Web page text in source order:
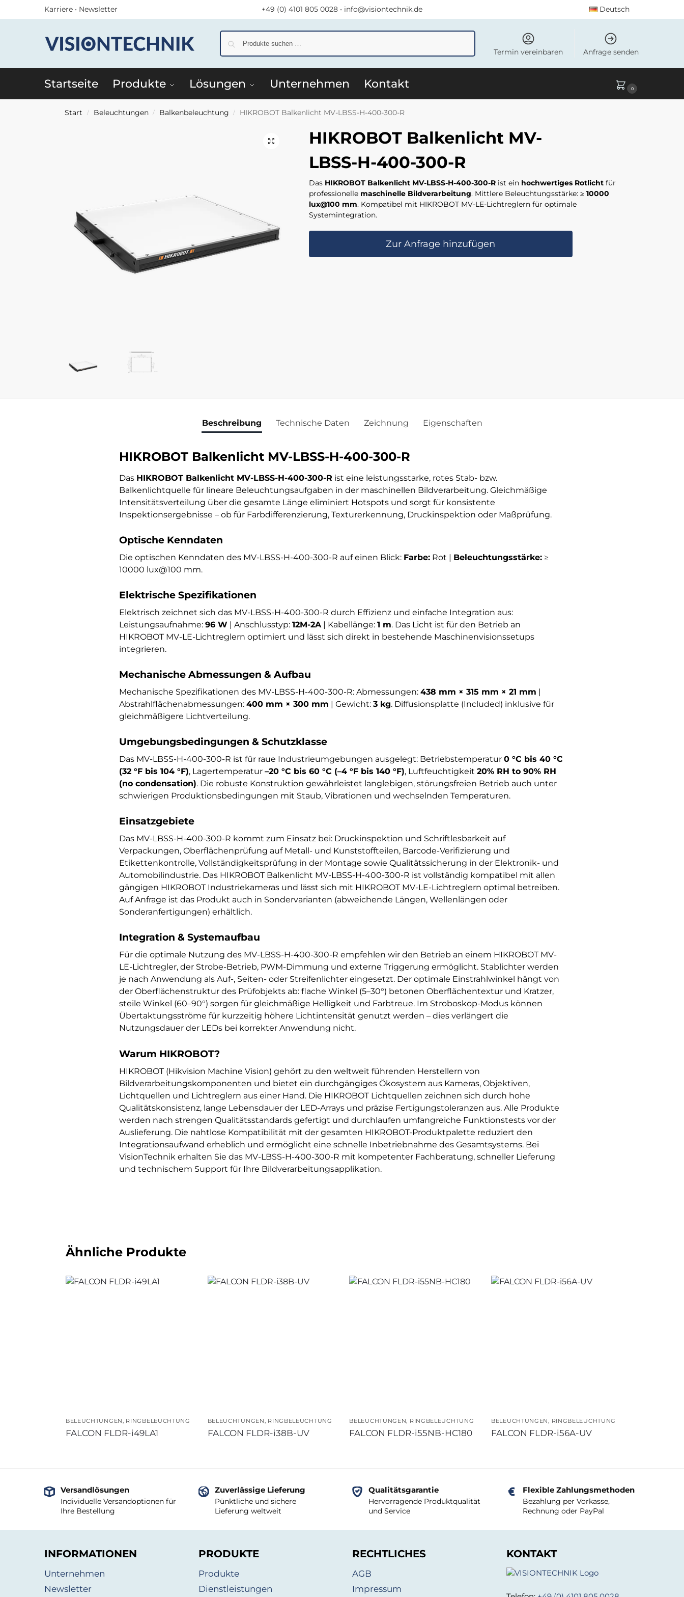
Karriere • Newsletter +49 (0) 4101 805 0028 • info@visiontechnik.de Deutsch
Termin vereinbaren Anfrage senden
Startseite Produkte Lösungen Unternehmen Kontakt 0
Start / Beleuchtungen / Balkenbeleuchtung / HIKROBOT Balkenlicht MV-LBSS-H-400-300-R
HIKROBOT Balkenlicht MV-
LBSS-H-400-300-R
Das HIKROBOT Balkenlicht MV-LBSS-H-400-300-Rist ein hochwertiges Rotlichtfür
professionelle maschinelle Bildverarbeitung. Mittlere Beleuchtungsstärke: ≥ 10000
lux@100 mm. Kompatibel mit HIKROBOT MV-LE-Lichtreglern für optimale
Systemintegration.
Zur Anfrage hinzufügen
Beschreibung Technische Daten Zeichnung Eigenschaften
HIKROBOT Balkenlicht MV-LBSS-H-400-300-R
Das HIKROBOT Balkenlicht MV-LBSS-H-400-300-R ist eine leistungsstarke, rotes Stab- bzw.
Balkenlichtquelle für lineare Beleuchtungsaufgaben in der maschinellen Bildverarbeitung. Gleichmäßige
Intensitätsverteilung über die gesamte Länge eliminiert Hotspots und sorgt für konsistente
Inspektionsergebnisse – ob für Farbdifferenzierung, Texturerkennung, Druckinspektion oder Maßprüfung.
Optische Kenndaten
Die optischen Kenndaten des MV-LBSS-H-400-300-R auf einen Blick: Farbe:Rot | Beleuchtungsstärke:≥
10000 lux@100 mm.
Elektrische Spezifikationen
Elektrisch zeichnet sich das MV-LBSS-H-400-300-R durch Effizienz und einfache Integration aus:
Leistungsaufnahme: 96 W | Anschlusstyp: 12M-2A| Kabellänge: 1 m. Das Licht ist für den Betrieb an
HIKROBOT MV-LE-Lichtreglern optimiert und lässt sich direkt in bestehende Maschinenvisionssetups
integrieren.
Mechanische Abmessungen & Aufbau
Mechanische Spezifikationen des MV-LBSS-H-400-300-R: Abmessungen: 438 mm × 315 mm × 21 mm |
Abstrahlflächenabmessungen: 400 mm × 300 mm | Gewicht: 3 kg. Diffusionsplatte (Included) inklusive für
gleichmäßigere Lichtverteilung.
Umgebungsbedingungen & Schutzklasse
Das MV-LBSS-H-400-300-R ist für raue Industrieumgebungen ausgelegt: Betriebstemperatur 0 °C bis 40 °C
(32 °F bis 104 °F), Lagertemperatur –20 °C bis 60 °C (–4 °F bis 140 °F), Luftfeuchtigkeit 20% RH to 90% RH
(no condensation). Die robuste Konstruktion gewährleistet langlebigen, störungsfreien Betrieb auch unter
schwierigen Produktionsbedingungen mit Staub, Vibrationen und wechselnden Temperaturen.
Einsatzgebiete
Das MV-LBSS-H-400-300-R kommt zum Einsatz bei: Druckinspektion und Schriftlesbarkeit auf
Verpackungen, Oberflächenprüfung auf Metall- und Kunststoffteilen, Barcode-Verifizierung und
Etikettenkontrolle, Vollständigkeitsprüfung in der Montage sowie Qualitätssicherung in der Elektronik- und
Automobilindustrie. Das HIKROBOT Balkenlicht MV-LBSS-H-400-300-R ist vollständig kompatibel mit allen
gängigen HIKROBOT Industriekameras und lässt sich mit HIKROBOT MV-LE-Lichtreglern optimal betreiben.
Auf Anfrage ist das Produkt auch in Sondervarianten (abweichende Längen, Wellenlängen oder
Sonderanfertigungen) erhältlich.
Integration & Systemaufbau
Für die optimale Nutzung des MV-LBSS-H-400-300-R empfehlen wir den Betrieb an einem HIKROBOT MV-
LE-Lichtregler, der Strobe-Betrieb, PWM-Dimmung und externe Triggerung ermöglicht. Stablichter werden
je nach Anwendung als Auf-, Seiten- oder Streifenlichter eingesetzt. Der optimale Einstrahlwinkel hängt von
der Oberflächenstruktur des Prüfobjekts ab: flache Winkel (5–30°) betonen Oberflächentextur und Kratzer,
steile Winkel (60–90°) sorgen für gleichmäßige Helligkeit und Farbtreue. Im Stroboskop-Modus können
Übertaktungsströme für kurzzeitig höhere Lichtintensität genutzt werden – dies verlängert die
Nutzungsdauer der LEDs bei korrekter Anwendung nicht.
Warum HIKROBOT?
HIKROBOT (Hikvision Machine Vision) gehört zu den weltweit führenden Herstellern von
Bildverarbeitungskomponenten und bietet ein durchgängiges Ökosystem aus Kameras, Objektiven,
Lichtquellen und Lichtreglern aus einer Hand. Die HIKROBOT Lichtquellen zeichnen sich durch hohe
Qualitätskonsistenz, lange Lebensdauer der LED-Arrays und präzise Fertigungstoleranzen aus. Alle Produkte
werden nach strengen Qualitätsstandards gefertigt und durchlaufen umfangreiche Funktionstests vor der
Auslieferung. Die nahtlose Kompatibilität mit der gesamten HIKROBOT-Produktpalette reduziert den
Integrationsaufwand erheblich und ermöglicht eine schnelle Inbetriebnahme des Gesamtsystems. Bei
VisionTechnik erhalten Sie das MV-LBSS-H-400-300-R mit kompetenter Fachberatung, schneller Lieferung
und technischem Support für Ihre Bildverarbeitungsapplikation.
Ähnliche Produkte
BELEUCHTUNGEN, RINGBELEUCHTUNG
FALCON FLDR-i49LA1
BELEUCHTUNGEN, RINGBELEUCHTUNG
FALCON FLDR-i38B-UV
BELEUCHTUNGEN, RINGBELEUCHTUNG
FALCON FLDR-i55NB-HC180
BELEUCHTUNGEN, RINGBELEUCHTUNG
FALCON FLDR-i56A-UV
Versandlösungen
Individuelle Versandoptionen für
Ihre Bestellung
Zuverlässige Lieferung
Pünktliche und sichere
Lieferung weltweit
Qualitätsgarantie
Hervorragende Produktqualität
und Service
Flexible Zahlungsmethoden
Bezahlung per Vorkasse,
Rechnung oder PayPal
INFORMATIONEN
Unternehmen
Newsletter
PRODUKTE
Produkte
Dienstleistungen
RECHTLICHES
AGB
Impressum
KONTAKT